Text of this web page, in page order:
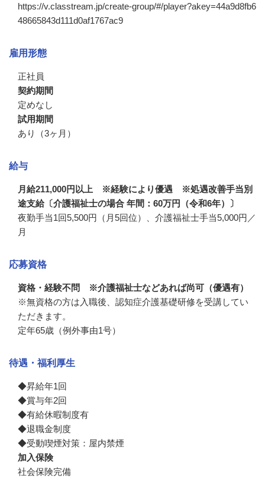
https://v.classtream.jp/create-group/#/player?akey=44a9d8fb6
48665843d111d0af1767ac9
雇用形態
正社員
契約期間
定めなし
試用期間
あり（3ヶ月）
給与
月給211,000円以上 ※経験により優遇 ※処遇改善手当別
途支給〔介護福祉士の場合 年間：60万円（令和6年）〕
夜勤手当1回5,500円（月5回位）、介護福祉士手当5,000円／
月
応募資格
資格・経験不問 ※介護福祉士などあれば尚可（優遇有）
※無資格の方は入職後、認知症介護基礎研修を受講してい
ただきます。
定年65歳（例外事由1号）
待遇・福利厚生
◆昇給年1回
◆賞与年2回
◆有給休暇制度有
◆退職金制度
◆受動喫煙対策：屋内禁煙
加入保険
社会保険完備